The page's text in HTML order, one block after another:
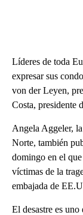
Líderes de toda
expresar sus
von der Leyen,
Costa, presidente
Angela Aggeler,
Norte, también
domingo en el
víctimas de la
embajada de
El desastre es